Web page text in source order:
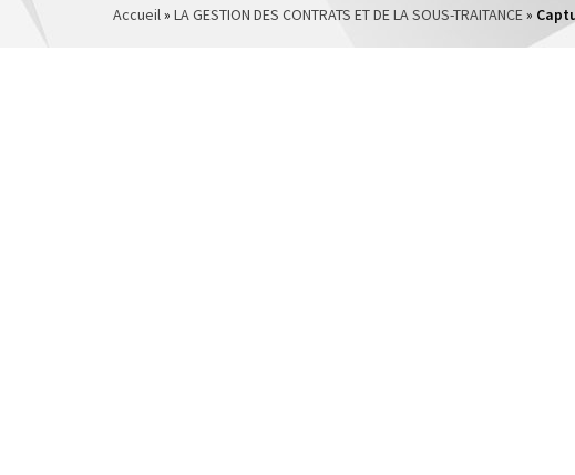
Accueil» LA GESTION DES CONTRATS ET DE LA SOUS-TRAITANCE»